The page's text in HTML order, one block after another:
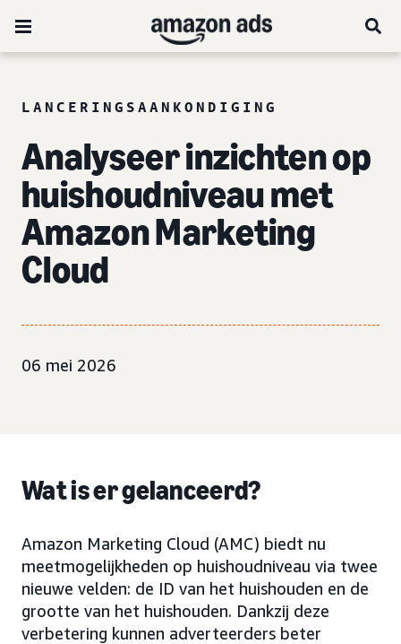
LANCERINGSAANKONDIGING
Analyseer inzichten op
huishoudniveau met
Amazon Marketing
Cloud
06 mei 2026
Wat is er gelanceerd?
Amazon Marketing Cloud (AMC) biedt nu
meetmogelijkheden op huishoudniveau via twee
nieuwe velden: de ID van het huishouden en de
grootte van het huishouden. Dankzij deze
verbetering kunnen adverteerders beter